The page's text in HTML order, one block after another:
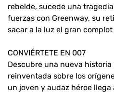
rebelde, sucede una
fuerzas con Greenway, su
sacar a la luz el gran
CONVIÉRTETE EN 007
Descubre una nueva
reinventada sobre los
un joven y audaz héroe